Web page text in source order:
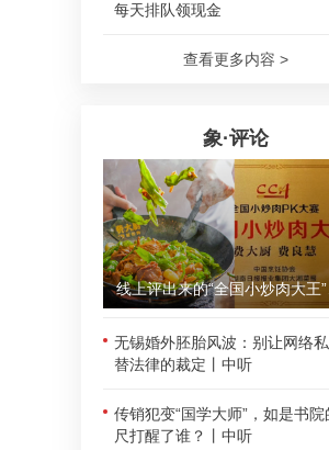
每天排队领现金
查看更多内容 >
象·评论
无锡婚外胚胎风波：别让网络
替法律的裁定丨中听
传销犯变“国学大师”，如是书院
尺打醒了谁？丨中听